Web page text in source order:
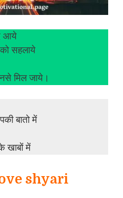
आये
सहलाये
मिल जाये।
बातो में
खाबों में
shyari